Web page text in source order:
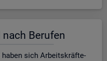
Be­ru­fen
haben sich Ar­beits­kräf­te­